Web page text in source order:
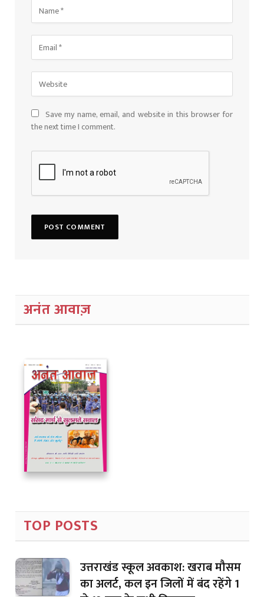
Save my name, email, and website in this browser for
the next time I comment.
अनंत आवाज़
TOP POSTS
उत्तराखंड स्कूल अवकाश: खराब मौसम
का अलर्ट, कल इन जिलों में बंद रहेंगे 1